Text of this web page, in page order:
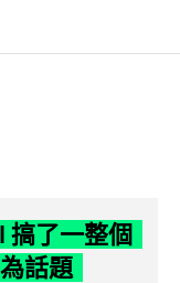
搞了一整個
話題